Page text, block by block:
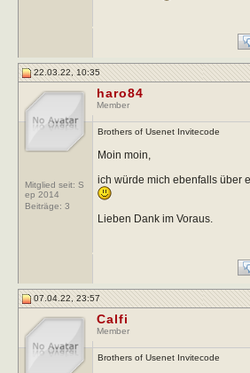
22.03.22, 10:35
Mitglied seit: S
ep 2014
Beiträge: 3
haro84
Member
Brothers of Usenet Invitecode
Moin moin,
ich würde mich ebenfalls über
Lieben Dank im Voraus.
07.04.22, 23:57
Calfi
Member
Brothers of Usenet Invitecode